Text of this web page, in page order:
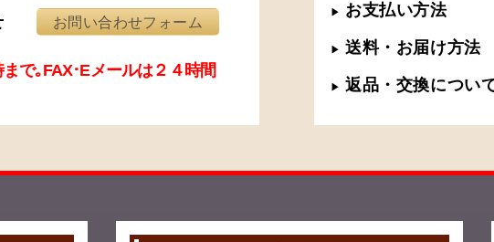
お問い合わせフォーム
で｡FAX･Eメールは２４時間
▶︎ お支払い方法
▶︎ 送料・お届け方法
▶︎ 返品・交換につい